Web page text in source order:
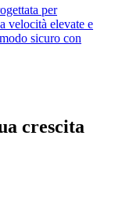
per
velocità elevate e
sicuro con
crescita